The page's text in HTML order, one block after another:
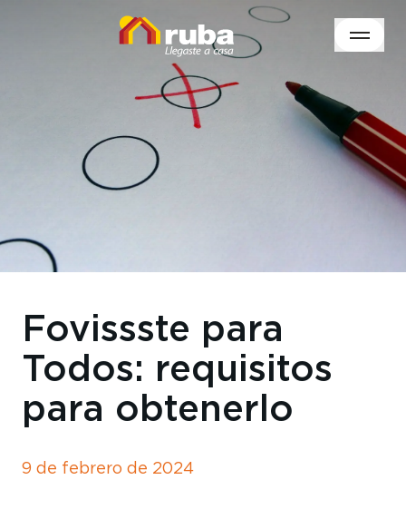
Fovissste para
Todos: requisitos
para obtenerlo
9 de febrero de 2024